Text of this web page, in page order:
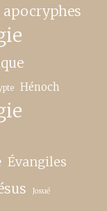
apocryphes
Hénoch
Évangiles
Josué